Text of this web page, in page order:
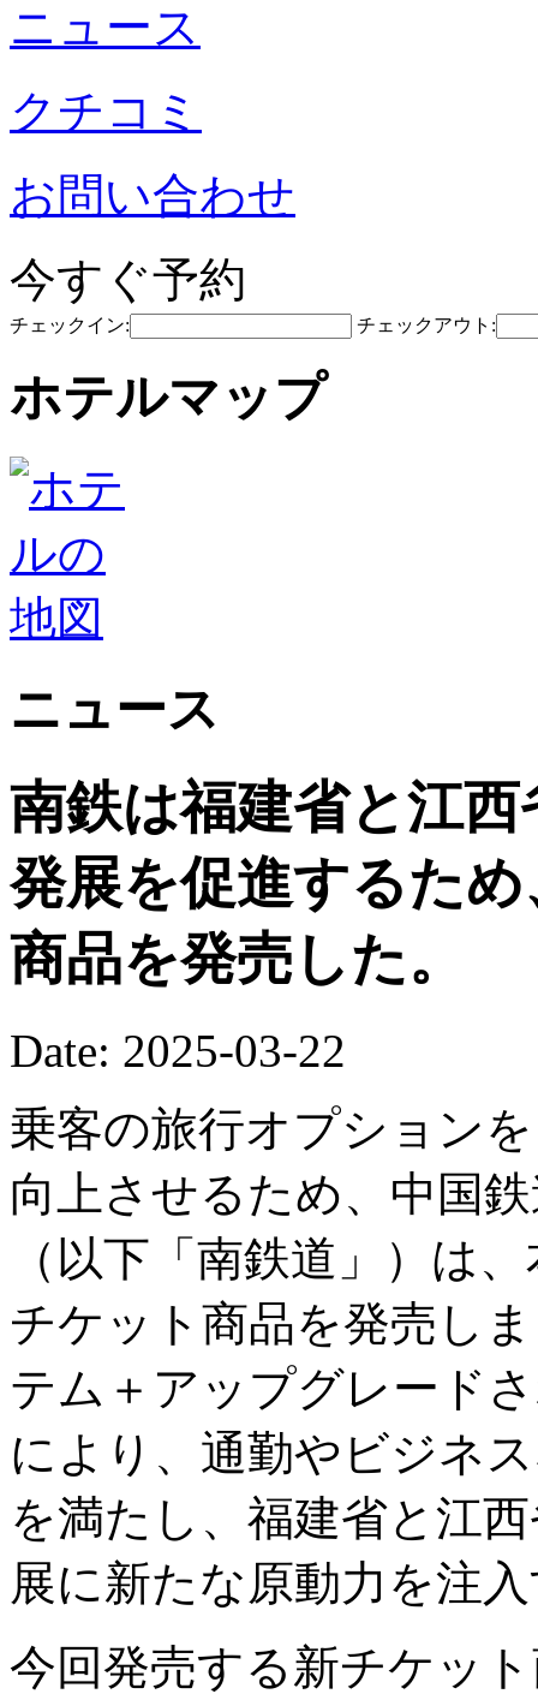
ニュース
クチコミ
お問い合わせ
今すぐ予約
チェックイン: チェックアウト:
ホテルマップ
ニュース
南鉄は福建省と江
発展を促進するた
商品を発売した。
Date: 2025-03-22
乗客の旅行オプション
向上させるため、中国
（以下「南鉄道」）は
チケット商品を発売し
テム＋アップグレード
により、通勤やビジネ
を満たし、福建省と江
展に新たな原動力を注
今回発売する新チケッ